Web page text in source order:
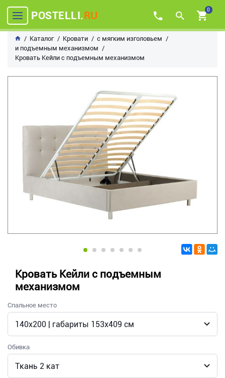
POSTELLI.RU 0
Каталог Кровати
с мягким изголовьем
и подъемным механизмом
Кровать Кейли с подъемным механизмом
Кровать Кейли с подъемным
механизмом
Спальное место
Обивка